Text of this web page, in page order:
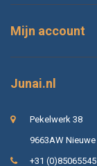
Mijn account
Junai.nl
Pekelwerk 38
9663AW Nieuwe
+31